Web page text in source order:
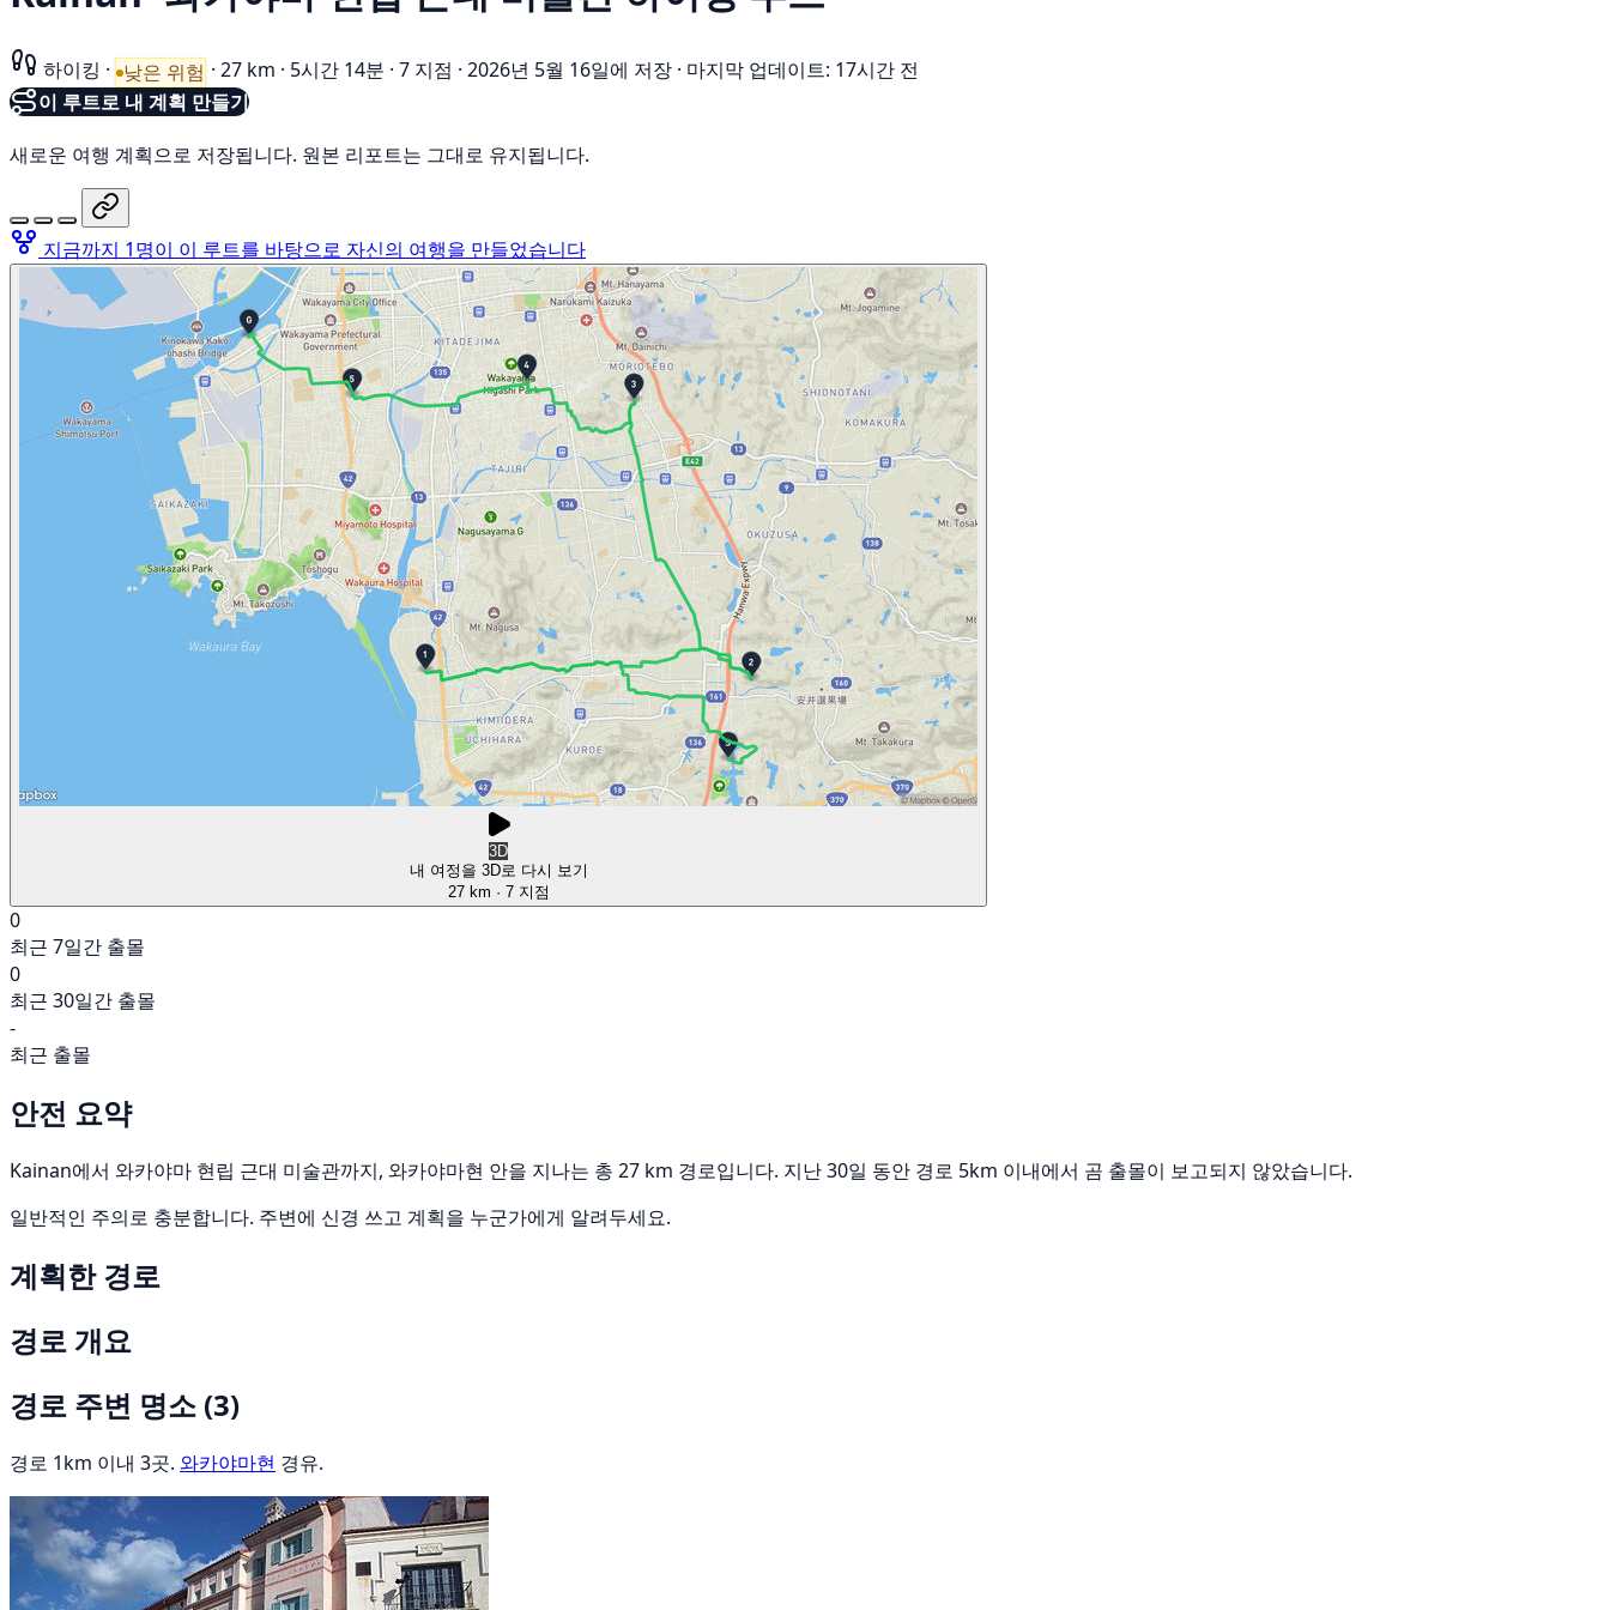
하이킹 · 낮은 위험 · 27 km · 5시간 14분 · 7 지점 · 2026년 5월 16일에 저장 · 마지막 업데이트: 17시간 전
이 루트로 내 계획 만들기
새로운 여행 계획으로 저장됩니다. 원본 리포트는 그대로 유지됩니다.
지금까지 1명이 이 루트를 바탕으로 자신의 여행을 만들었습니다
3D
내 여정을 3D로 다시 보기
27 km · 7 지점
0
최근 7일간 출몰
0
최근 30일간 출몰
-
최근 출몰
안전 요약
Kainan에서 와카야마 현립 근대 미술관까지, 와카야마현 안을 지나는 총 27 km 경로입니다. 지난 30일 동안 경로 5km 이내에서 곰 출몰이 보고되지 않았습니다.
일반적인 주의로 충분합니다. 주변에 신경 쓰고 계획을 누군가에게 알려두세요.
계획한 경로
경로 개요
경로 주변 명소 (3)
경로 1km 이내 3곳. 와카야마현 경유.